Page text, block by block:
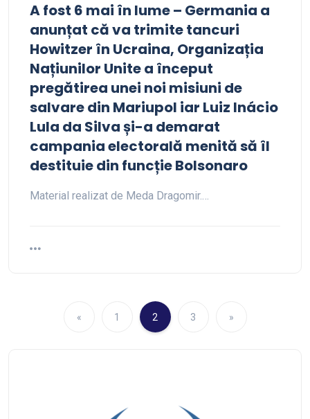
A fost 6 mai în lume – Germania a
anunțat că va trimite tancuri
Howitzer în Ucraina, Organizația
Națiunilor Unite a început
pregătirea unei noi misiuni de
salvare din Mariupol iar Luiz Inácio
Lula da Silva și-a demarat
campania electorală menită să îl
destituie din funcție Bolsonaro
Material realizat de Meda Dragomir.…
« 1 2 3 »